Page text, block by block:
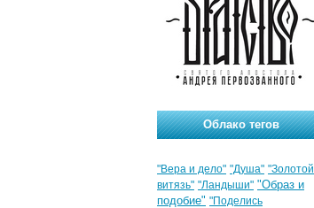
Облако тегов
"Вера и дело" "Душа" "Золотой
витязь" "Ландыши" "Образ и
подобие" "Поделись